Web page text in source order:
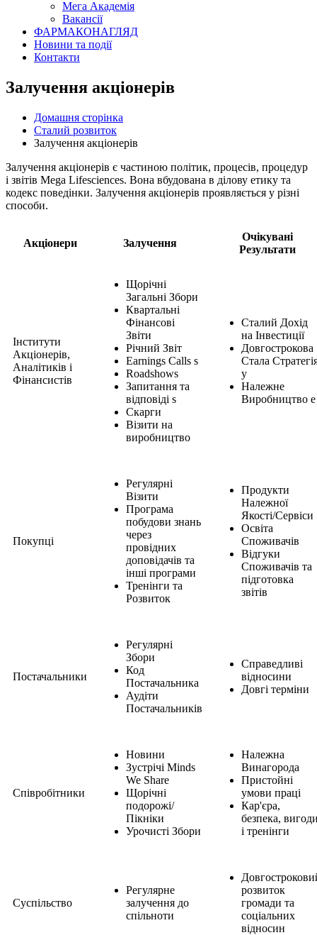
Мега Академія
Вакансії
ФАРМАКОНАГЛЯД
Новини та події
Контакти
Залучення акціонерів
Домашня сторінка
Сталий розвиток
Залучення акціонерів
Залучення акціонерів є частиною політик, процесів, процедур
і звітів Mega Lifesciences. Вона вбудована в ділову етику та
кодекс поведінки. Залучення акціонерів проявляється у різні
способи.
Акціонери Залучення
Очікувані
Результати
Інститути
Акціонерів,
Аналітиків і
Фінансистів
Щорічні
Загальні Збори
Квартальні
Фінансові
Звіти
Річний Звіт
Earnings Calls s
Roadshows
Запитання та
відповіді s
Скарги
Візити на
виробництво
Сталий Дохід
на Інвестиції
Довгострокова
Стала
y
Належне
Виробництво e
Покупці
Регулярні
Візити
Програма
побудови знань
через
провідних
доповідачів та
інші програми
Тренінги та
Розвиток
Продукти
Належної
Якості/Сервіси
Освіта
Споживачів
Відгуки
Споживачів та
підготовка
звітів
Постачальники
Регулярні
Збори
Код
Постачальника
Аудіти
Постачальників
Справедливі
відносини
Довгі терміни
Співробітники
Новини
Зустрічі Minds
We Share
Щорічні
подорожі/
Пікніки
Урочисті Збори
Належна
Винагорода
Пристойні
умови праці
Кар'єра,
безпека,
і тренінги
Суспільство
Регулярне
залучення до
спільноти
розвиток
громади та
соціальних
відносин